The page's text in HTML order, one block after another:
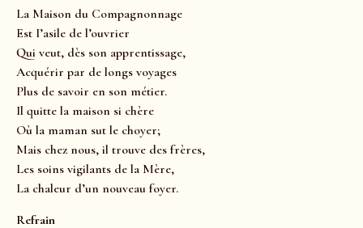
La Maison du Compagnonnage
Est I’asile de l’ouvrier
Qui veut, dès son apprentissage,
Acquérir par de longs voyages
Plus de savoir en son métier.
Il quitte la maison si chère
Où la maman sut le choyer;
Mais chez nous, il trouve des frères,
Les soins vigilants de la Mère,
La chaleur d’un nouveau foyer.
Refrain